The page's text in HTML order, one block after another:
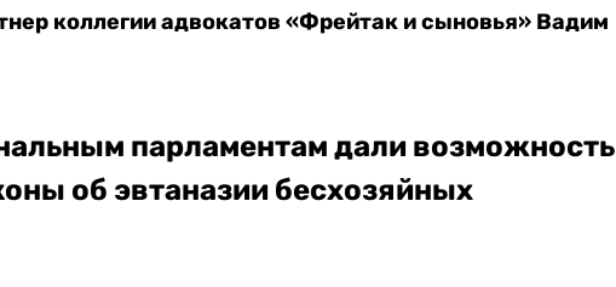
коллегии адвокатов «Фрейтак и сыновья» Вадим
парламентам дали возможность
об эвтаназии бесхозяйных